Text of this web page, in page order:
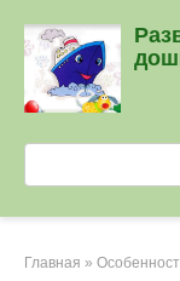
контенту
Главная »